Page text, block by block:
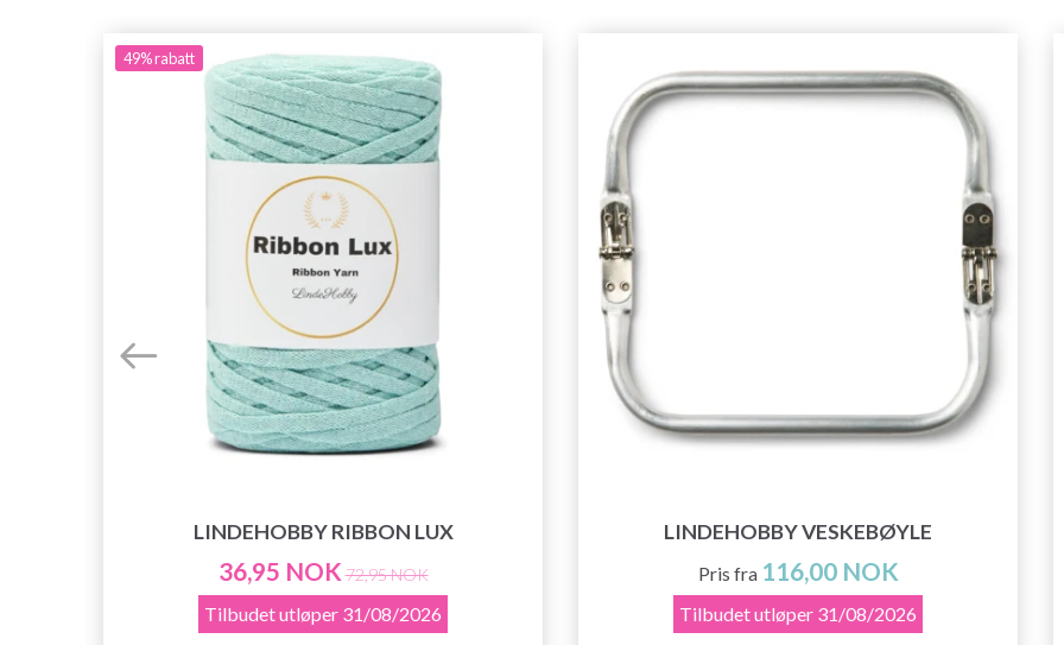
49%rabatt
LINDEHOBBY RIBBON LUX
36,95 NOK 72,95 NOK
Tilbudet utløper 31/08/2026
LINDEHOBBY VESKEBØYLE
Pris fra 116,00 NOK
Tilbudet utløper 31/08/2026